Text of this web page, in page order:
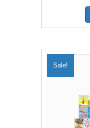
Sale!